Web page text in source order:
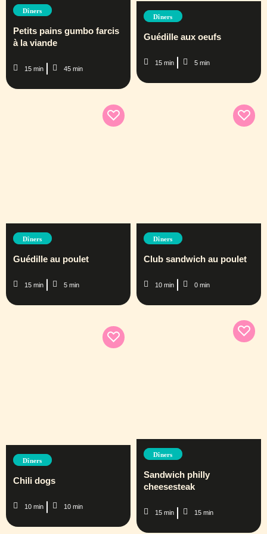
Dîners
Petits pains gumbo farcis
à la viande
15 min 45 min
Dîners
Guédille aux oeufs
15 min 5 min
Dîners
Guédille au poulet
15 min 5 min
Dîners
Club sandwich au poulet
10 min 0 min
Dîners
Chili dogs
10 min 10 min
Dîners
Sandwich philly
cheesesteak
15 min 15 min